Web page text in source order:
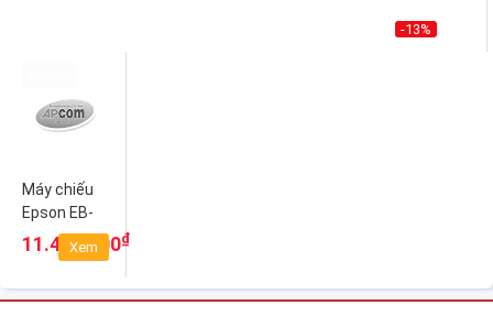
-13%
Máy chiếu
Epson EB-
E01
11.400.000₫
Xem